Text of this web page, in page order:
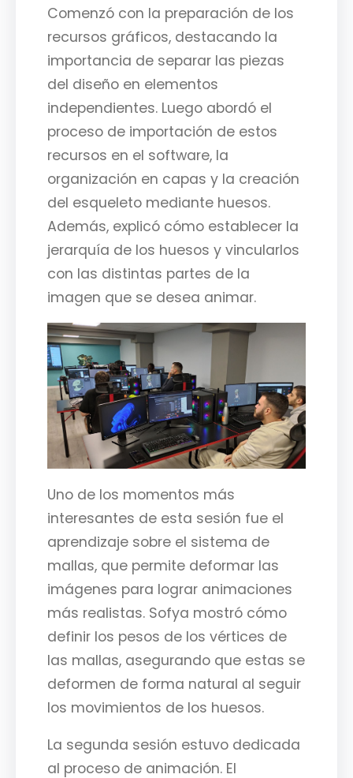
Comenzó con la preparación de los
recursos gráficos, destacando la
importancia de separar las piezas
del diseño en elementos
independientes. Luego abordó el
proceso de importación de estos
recursos en el software, la
organización en capas y la creación
del esqueleto mediante huesos.
Además, explicó cómo establecer la
jerarquía de los huesos y vincularlos
con las distintas partes de la
imagen que se desea animar.
Uno de los momentos más
interesantes de esta sesión fue el
aprendizaje sobre el sistema de
mallas, que permite deformar las
imágenes para lograr animaciones
más realistas. Sofya mostró cómo
definir los pesos de los vértices de
las mallas, asegurando que estas se
deformen de forma natural al seguir
los movimientos de los huesos.
La segunda sesión estuvo dedicada
al proceso de animación. El